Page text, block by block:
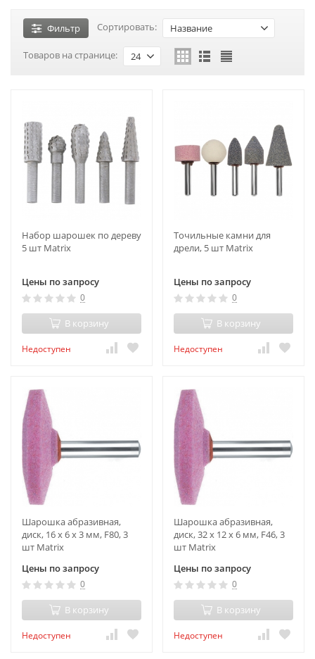
Фильтр Сортировать: Название
Товаров на странице: 24
Набор шарошек по дереву
5 шт Matrix
Цены по запросу
0
В корзину
Недоступен
Точильные камни для
дрели, 5 шт Matrix
Цены по запросу
0
В корзину
Недоступен
Шарошка абразивная,
диск, 16 x 6 x 3 мм, F80, 3
шт Matrix
Цены по запросу
0
В корзину
Недоступен
Шарошка абразивная,
диск, 32 x 12 x 6 мм, F46, 3
шт Matrix
Цены по запросу
0
В корзину
Недоступен